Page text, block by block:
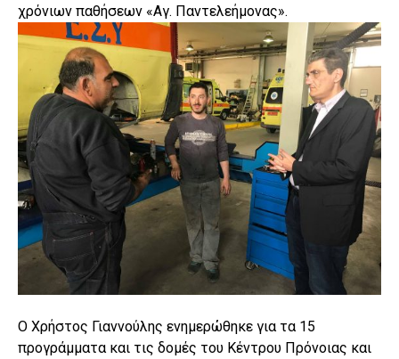
χρόνιων παθήσεων «Αγ. Παντελεήμονας».
Ο Χρήστος Γιαννούλης ενημερώθηκε για τα 15
προγράμματα και τις δομές του Κέντρου Πρόνοιας και